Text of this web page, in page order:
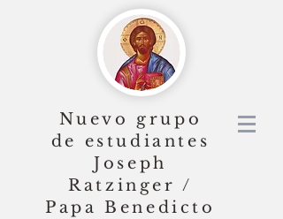
Nuevo grupo
de estudiantes
Joseph
Ratzinger /
Papa Benedicto